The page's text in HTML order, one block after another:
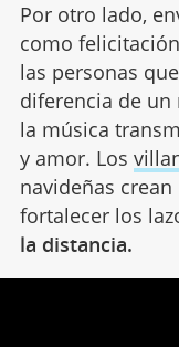
Por otro lado,
como
las personas
diferencia de un
la música
y amor. Los
navideñas
fortalecer los
la distancia.